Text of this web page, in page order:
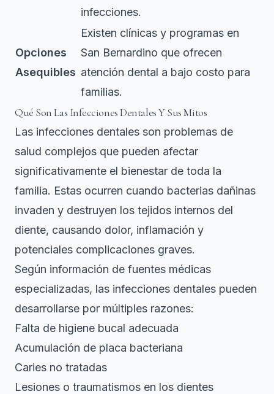
infecciones.
Opciones
Asequibles
Existen clínicas y programas en
San Bernardino que ofrecen
atención dental a bajo costo para
familias.
Qué Son Las Infecciones Dentales Y Sus Mitos
Las infecciones dentales son problemas de
salud complejos que pueden afectar
significativamente el bienestar de toda la
familia. Estas ocurren cuando bacterias dañinas
invaden y destruyen los tejidos internos del
diente, causando dolor, inflamación y
potenciales complicaciones graves.
Según información de fuentes médicas
especializadas, las infecciones dentales pueden
desarrollarse por múltiples razones:
Falta de higiene bucal adecuada
Acumulación de placa bacteriana
Caries no tratadas
Lesiones o traumatismos en los dientes